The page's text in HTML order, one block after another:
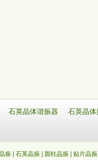
石英晶体谐振器 石英晶体
振 | 石英晶振 | 圆柱晶振 | 贴片晶